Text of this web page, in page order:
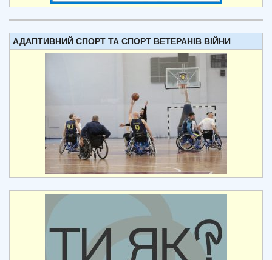
АДАПТИВНИЙ СПОРТ ТА СПОРТ ВЕТЕРАНІВ ВІЙНИ